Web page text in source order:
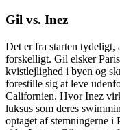
Gil vs. Inez
Det er fra starten
forskelligt. Gil elsker
kvistlejlighed i byen og
forestille sig at leve
Californien. Hvor Inez
luksus som deres
optaget af stemningerne i